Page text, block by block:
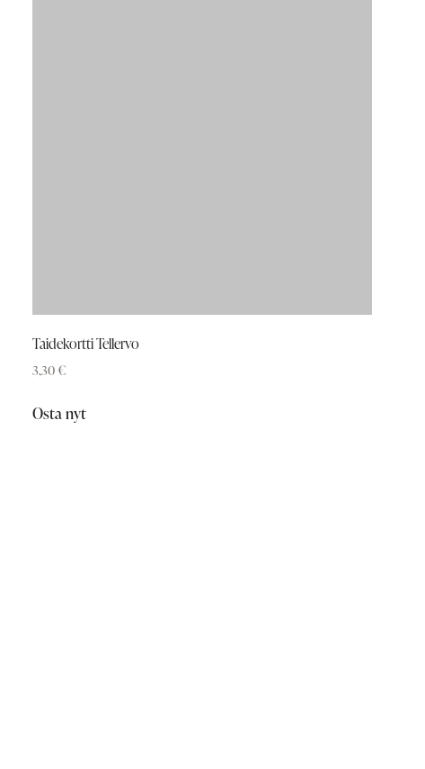
Taidekortti Tellervo
3,30 €
Osta nyt